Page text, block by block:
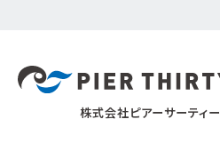
株式会社ピアーサーティー